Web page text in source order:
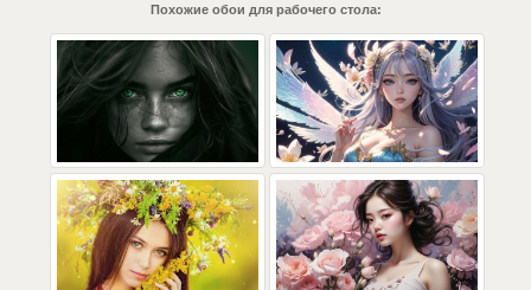
Похожие обои для рабочего стола: